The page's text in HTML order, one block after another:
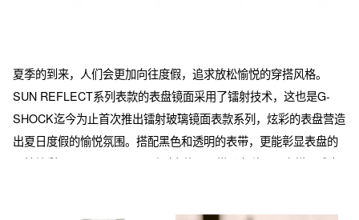
夏季的到来，人们会更加向往度假，追求放松愉悦的穿搭风格。
SUN REFLECT系列表款的表盘镜面采用了镭射技术，这也是G-
SHOCK迄今为止首次推出镭射玻璃镜面表款系列，炫彩的表盘营造
出夏日度假的愉悦氛围。搭配黑色和透明的表带，更能彰显表盘的
个性炫彩。SUN REFLECT系列表款易于搭配各种夏日穿搭，成为